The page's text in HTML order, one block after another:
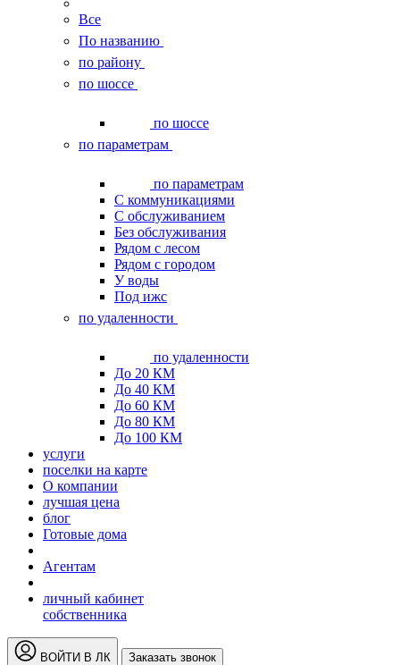
Все
По названию
по району
по шоссе
по шоссе
по параметрам
по параметрам
С коммуникациями
С обслуживанием
Без обслуживания
Рядом с лесом
Рядом с городом
У воды
Под ижс
по удаленности
по удаленности
До 20 КМ
До 40 КМ
До 60 КМ
До 80 КМ
До 100 КМ
услуги
поселки на карте
О компании
лучшая цена
блог
Готовые дома
Агентам
личный кабинет
собственника
ВОЙТИ В ЛК Заказать звонок